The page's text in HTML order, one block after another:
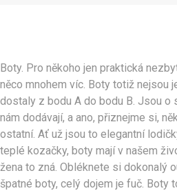
Boty. Pro někoho jen praktická
něco mnohem víc. Boty totiž nejsou
dostaly z bodu A do bodu B. Jsou o
nám dodávají, a ano, přiznejme si,
ostatní. Ať už jsou to elegantní
teplé kozačky, boty mají v našem
žena to zná. Obléknete si dokonalý
špatné boty, celý dojem je fuč. Boty